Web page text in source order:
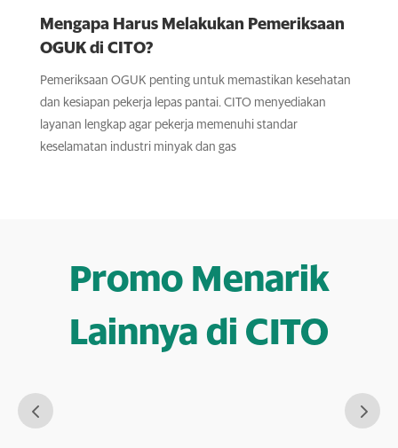
Mengapa Harus Melakukan Pemeriksaan
OGUK di CITO?
Pemeriksaan OGUK penting untuk memastikan kesehatan
dan kesiapan pekerja lepas pantai. CITO menyediakan
layanan lengkap agar pekerja memenuhi standar
keselamatan industri minyak dan gas
Promo Menarik
Lainnya di CITO